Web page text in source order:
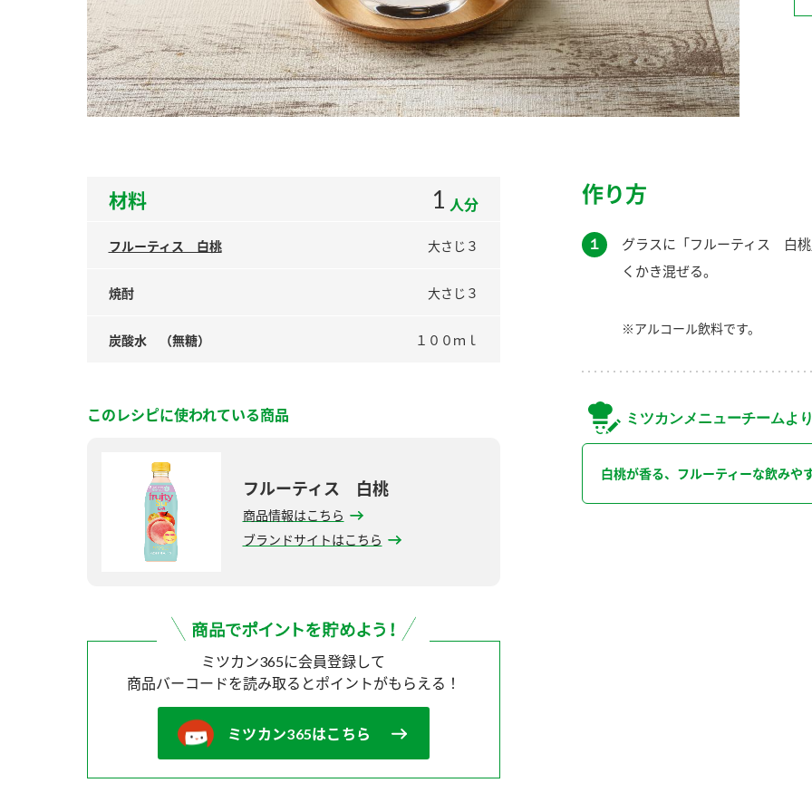
材料 1 人分
フルーティス 白桃 大さじ３
焼酎 大さじ３
炭酸水 （無糖） １００ｍｌ
このレシピに使われている商品
フルーティス 白桃
商品情報はこちら
ブランドサイトはこちら
ミツカン365に会員登録して
商品バーコードを読み取ると ポイントがもらえる！
ミツカン365はこちら
作り方
１
グラスに「フルーティス 白
くかき混ぜる。
※アルコール飲料です。
ミツカンメニューチームより
白桃が香る、フルーティーな飲みや